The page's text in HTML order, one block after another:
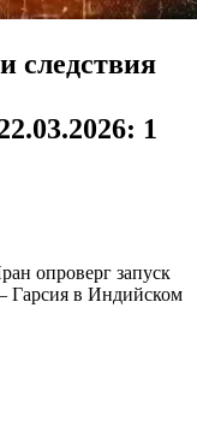
следствия
: 1
опроверг запуск
Гарсия в Индийском